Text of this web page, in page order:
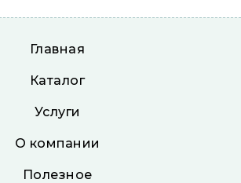
Главная
Каталог
Услуги
О компании
Полезное